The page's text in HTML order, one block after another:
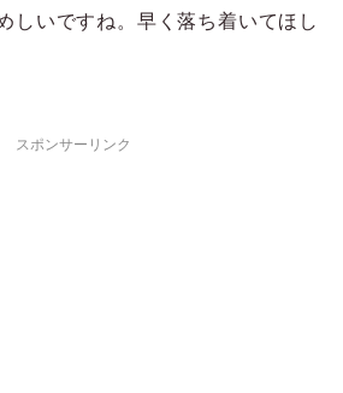
しいですね。早く落ち着いてほし
スポンサーリンク